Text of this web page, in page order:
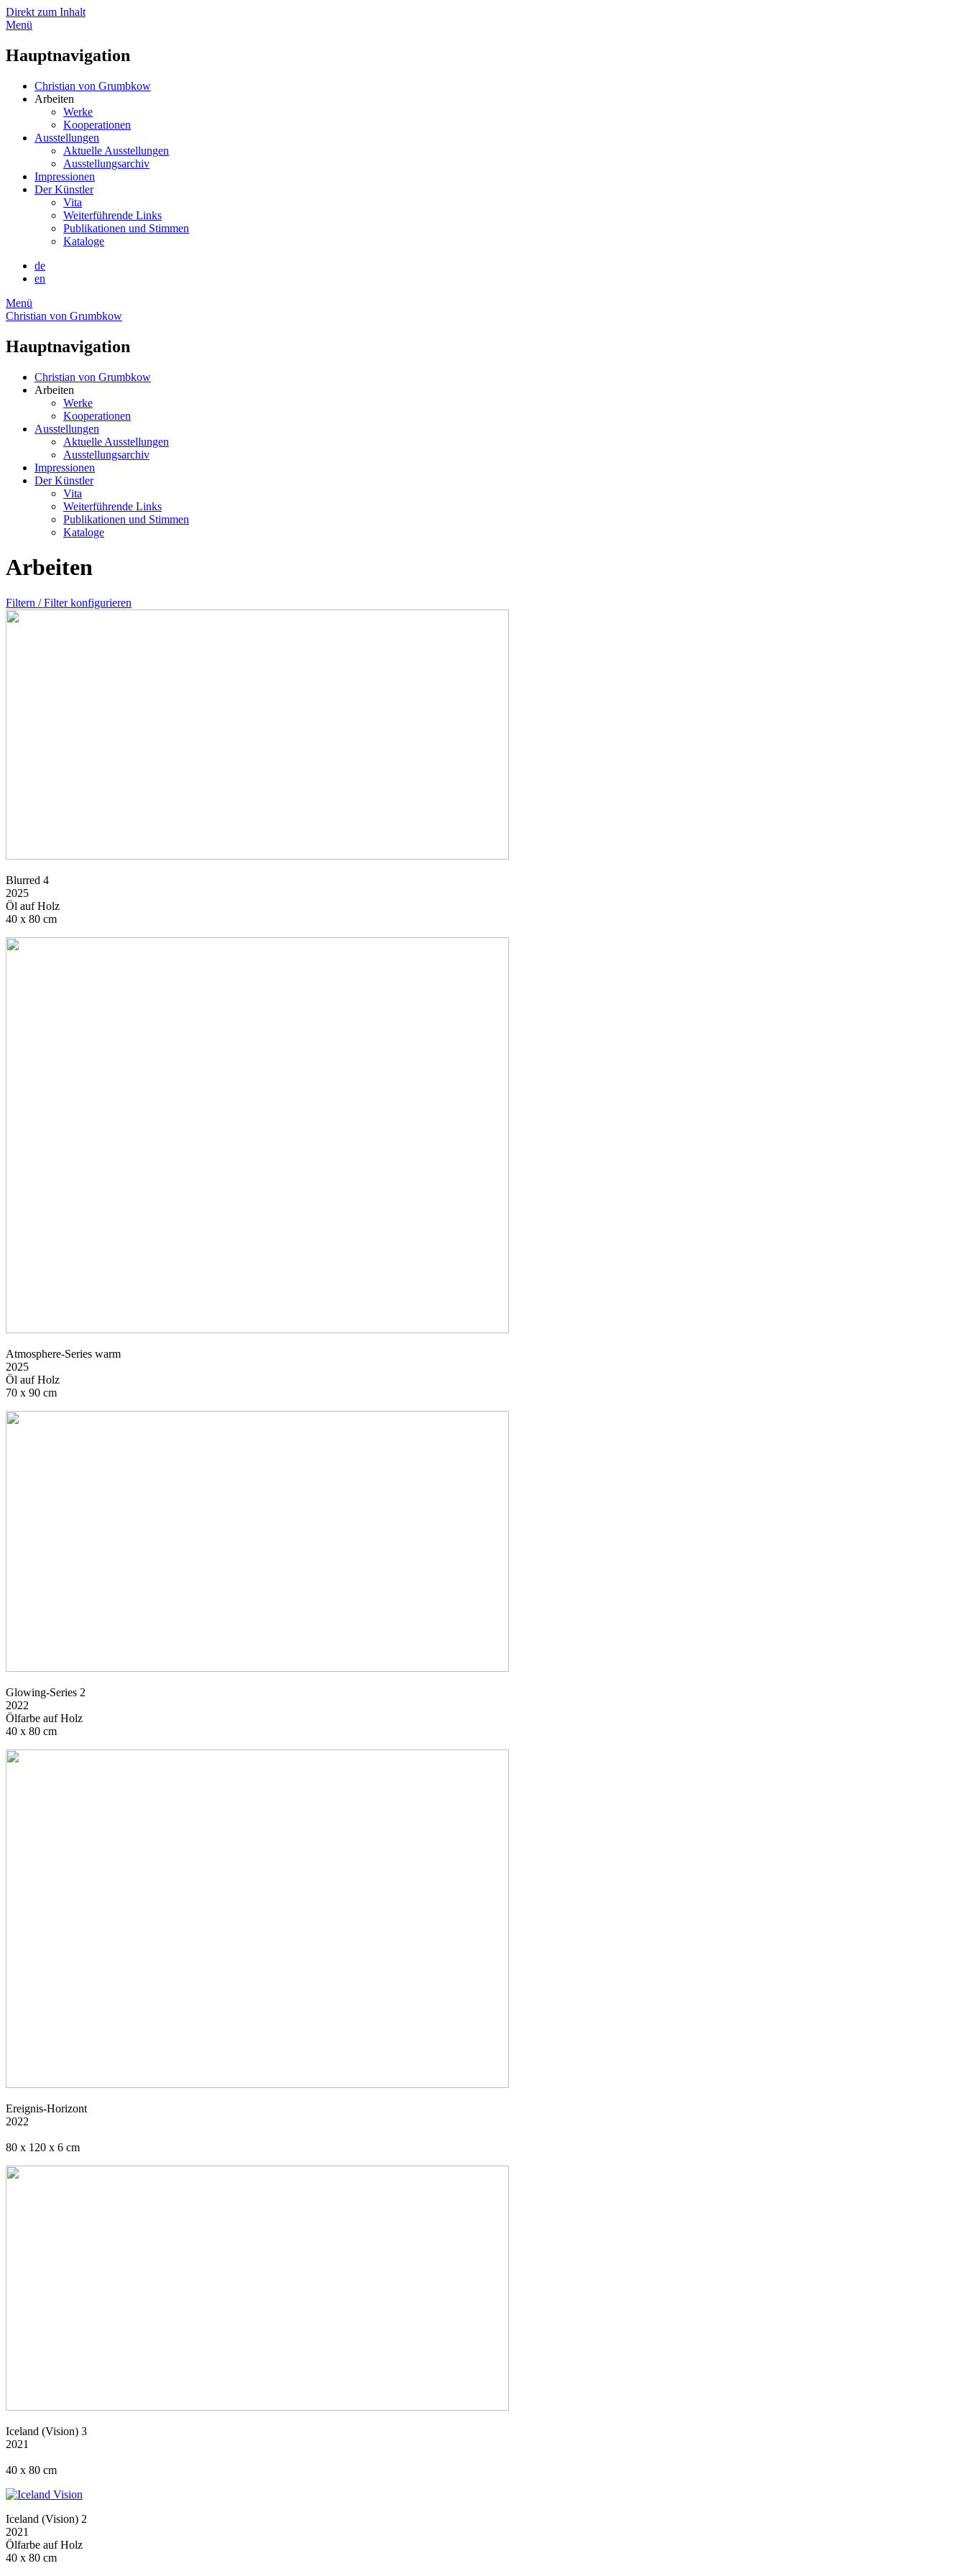
Direkt zum Inhalt
Menü
Hauptnavigation
Christian von Grumbkow
Arbeiten
Werke
Kooperationen
Ausstellungen
Aktuelle Ausstellungen
Ausstellungsarchiv
Impressionen
Der Künstler
Vita
Weiterführende Links
Publikationen und Stimmen
Kataloge
de
en
Menü
Christian von Grumbkow
Hauptnavigation
Christian von Grumbkow
Arbeiten
Werke
Kooperationen
Ausstellungen
Aktuelle Ausstellungen
Ausstellungsarchiv
Impressionen
Der Künstler
Vita
Weiterführende Links
Publikationen und Stimmen
Kataloge
Arbeiten
Filtern / Filter konfigurieren
Blurred 4
2025
Öl auf Holz
40 x 80 cm
Atmosphere-Series warm
2025
Öl auf Holz
70 x 90 cm
Glowing-Series 2
2022
Ölfarbe auf Holz
40 x 80 cm
Ereignis-Horizont
2022
80 x 120 x 6 cm
Iceland (Vision) 3
2021
40 x 80 cm
Iceland (Vision) 2
2021
Ölfarbe auf Holz
40 x 80 cm